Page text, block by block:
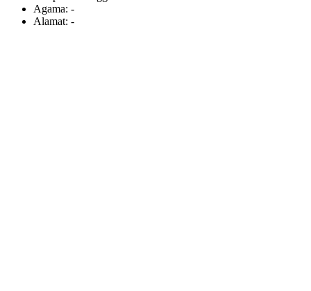
Agama: -
Alamat: -